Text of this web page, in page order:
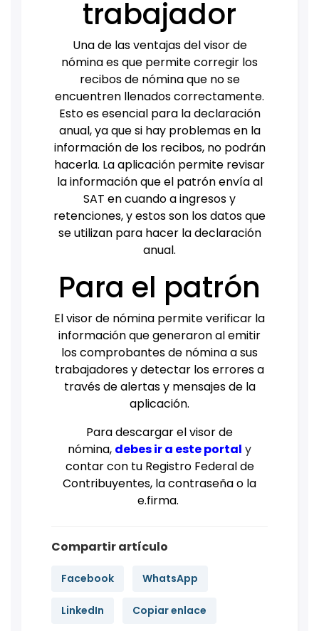
trabajador
Una de las ventajas del visor de
nómina es que permite corregir los
recibos de nómina que no se
encuentren llenados correctamente.
Esto es esencial para la declaración
anual, ya que si hay problemas en la
información de los recibos, no podrán
hacerla. La aplicación permite revisar
la información que el patrón envía al
SAT en cuando a ingresos y
retenciones, y estos son los datos que
se utilizan para hacer la declaración
anual.
Para el patrón
El visor de nómina permite verificar la
información que generaron al emitir
los comprobantes de nómina a sus
trabajadores y detectar los errores a
través de alertas y mensajes de la
aplicación.
Para descargar el visor de
nómina, debes ir a este portal y
contar con tu Registro Federal de
Contribuyentes, la contraseña o la
e.firma.
Compartir artículo
Facebook WhatsApp
LinkedIn Copiar enlace